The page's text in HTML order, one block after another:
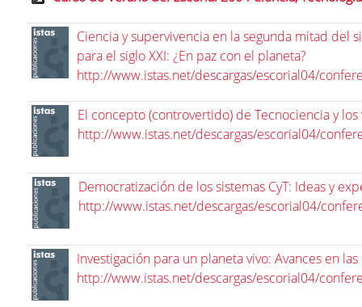
Ciencia y supervivencia en la segunda mitad del
para el siglo XXI: ¿En paz con el planeta?
http://www.istas.net/descargas/escorial04/
El concepto (controvertido) de Tecnociencia y
http://www.istas.net/descargas/escorial04/
Democratización de los sistemas CyT: Ideas y
http://www.istas.net/descargas/escorial04/
Investigación para un planeta vivo: Avances en
http://www.istas.net/descargas/escorial04/